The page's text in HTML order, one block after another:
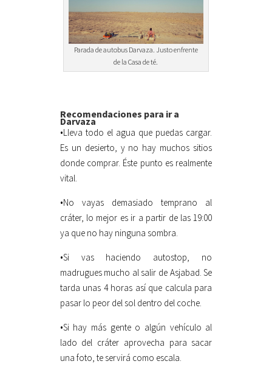
Parada de autobus Darvaza. Justo enfrente
de la Casa de té.
Recomendaciones para ir a
Darvaza
•Lleva todo el agua que puedas cargar.
Es un desierto, y no hay muchos sitios
donde comprar. Éste punto es realmente
vital.
•No vayas demasiado temprano al
cráter, lo mejor es ir a partir de las 19:00
ya que no hay ninguna sombra.
•Si vas haciendo autostop, no
madrugues mucho al salir de Asjabad. Se
tarda unas 4 horas así que calcula para
pasar lo peor del sol dentro del coche.
•Si hay más gente o algún vehículo al
lado del cráter aprovecha para sacar
una foto, te servirá como escala.